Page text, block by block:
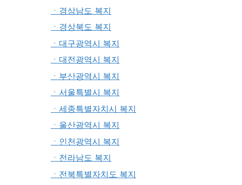
ㆍ경상남도 복지
ㆍ경상북도 복지
ㆍ대구광역시 복지
ㆍ대전광역시 복지
ㆍ부산광역시 복지
ㆍ서울특별시 복지
ㆍ세종특별자치시 복지
ㆍ울산광역시 복지
ㆍ인천광역시 복지
ㆍ전라남도 복지
ㆍ전북특별자치도 복지